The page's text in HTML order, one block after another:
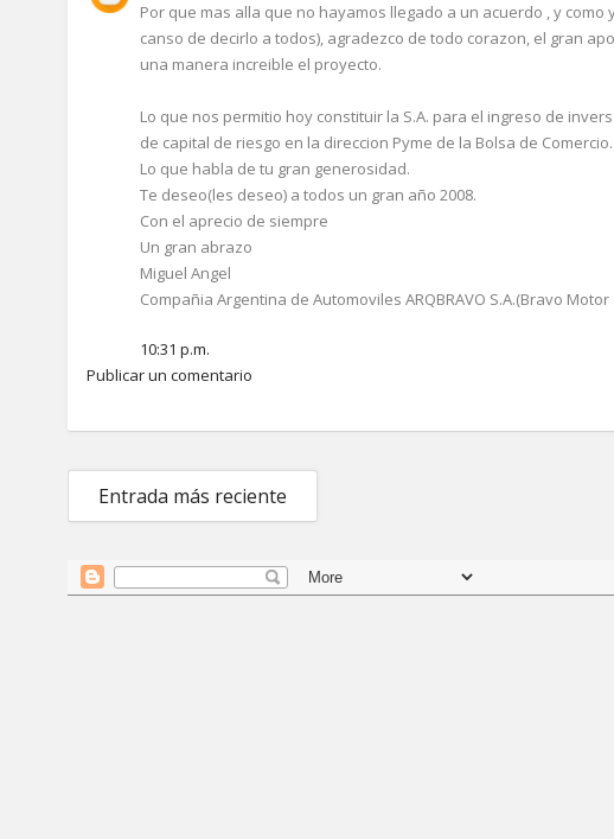
Por que mas alla que no hayamos llegado a un acuerdo , y
canso de decirlo a todos), agradezco de todo corazon, el gran
una manera increible el proyecto.
Lo que nos permitio hoy constituir la S.A. para el ingreso de
de capital de riesgo en la direccion Pyme de la Bolsa de Comercio.
Lo que habla de tu gran generosidad.
Te deseo(les deseo) a todos un gran año 2008.
Con el aprecio de siempre
Un gran abrazo
Miguel Angel
Compañia Argentina de Automoviles ARQBRAVO S.A.(Bravo
10:31 p.m.
Publicar un comentario
Entrada más reciente